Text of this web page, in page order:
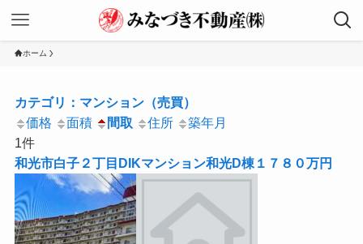
ホーム
カテゴリ：マンション（売買）
価格
面積 間取 住所
築年月
1件
和光市白子２丁目DIKマンション和光D棟１７８０万円